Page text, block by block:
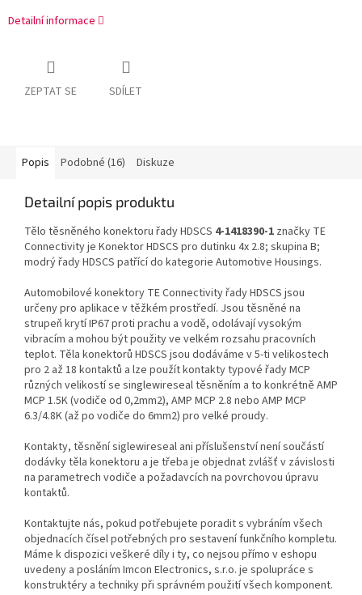
Detailní informace
ZEPTAT SE SDÍLET
Popis Podobné (16) Diskuze
Detailní popis produktu
Tělo těsněného konektoru řady HDSCS 4-1418390-1 značky TE
Connectivity je Konektor HDSCS pro dutinku 4x 2.8; skupina B;
modrý řady HDSCS patřící do kategorie Automotive Housings.
Automobilové konektory TE Connectivity řady HDSCS jsou
určeny pro aplikace v těžkém prostředí. Jsou těsněné na
strupeň krytí IP67 proti prachu a vodě, odolávají vysokým
vibracím a mohou být použity ve velkém rozsahu pracovních
teplot. Těla konektorů HDSCS jsou dodáváme v 5-ti velikostech
pro 2 až 18 kontaktů a lze použít kontakty typové řady MCP
různých velikostí se singlewireseal těsněním a to konkrétně AMP
MCP 1.5K (vodiče od 0,2mm2), AMP MCP 2.8 nebo AMP MCP
6.3/4.8K (až po vodiče do 6mm2) pro velké proudy.
Kontakty, těsnění siglewireseal ani příslušenství není součástí
dodávky těla konektoru a je třeba je objednat zvlášť v závislosti
na parametrech vodiče a požadavcích na povrchovou úpravu
kontaktů.
Kontaktujte nás, pokud potřebujete poradit s vybráním všech
objednacích čísel potřebných pro sestavení funkčního kompletu.
Máme k dispozici veškeré díly i ty, co nejsou přímo v eshopu
uvedeny a posláním Imcon Electronics, s.r.o. je spolupráce s
konstruktéry a techniky při správném použití všech komponent.